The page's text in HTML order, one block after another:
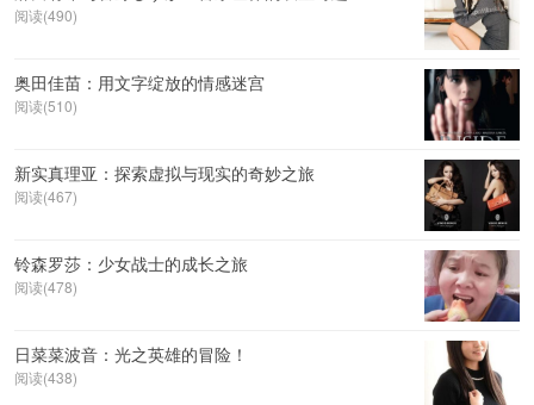
阅读(490)
奥田佳苗：用文字绽放的情感迷宫
阅读(510)
新实真理亚：探索虚拟与现实的奇妙之旅
阅读(467)
铃森罗莎：少女战士的成长之旅
阅读(478)
日菜菜波音：光之英雄的冒险！
阅读(438)